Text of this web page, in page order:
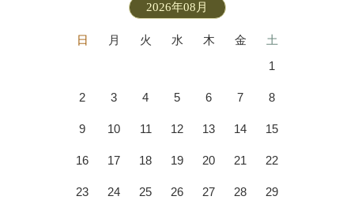
2026年08月
日 月 火 水 木 金
土
1
2 3 4 5 6 7 8
9 10 11 12 13 14 15
16 17 18 19 20 21 22
23 24 25 26 27 28 29